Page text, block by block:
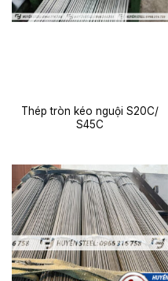
Thép tròn kéo nguội S20C/
S45C